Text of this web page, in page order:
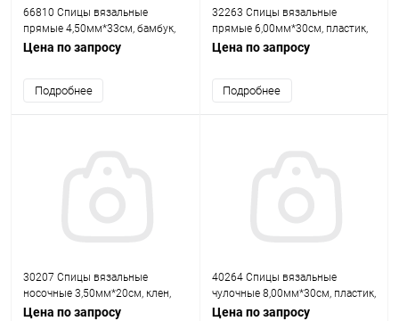
66810 Спицы вязальные
прямые 4,50мм*33см, бамбук,
2шт PONY
Цена по запросу
Подробнее
32263 Спицы вязальные
прямые 6,00мм*30см, пластик,
2шт PONY
Цена по запросу
Подробнее
30207 Спицы вязальные
носочные 3,50мм*20см, клен,
5шт PONY
Цена по запросу
40264 Спицы вязальные
чулочные 8,00мм*30см, пластик,
5шт PONY
Цена по запросу